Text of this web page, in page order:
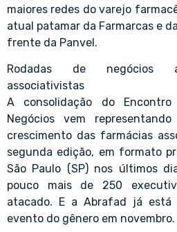
maiores redes do varejo
atual patamar da Farmarcas e
frente da Panvel.
Rodadas de negócios
associativistas
A consolidação do
Negócios vem
crescimento das farmácias
segunda edição, em formato
São Paulo (SP) nos últimos
pouco mais de 250
atacado. E a Abrafad já está
evento do gênero em novembro.